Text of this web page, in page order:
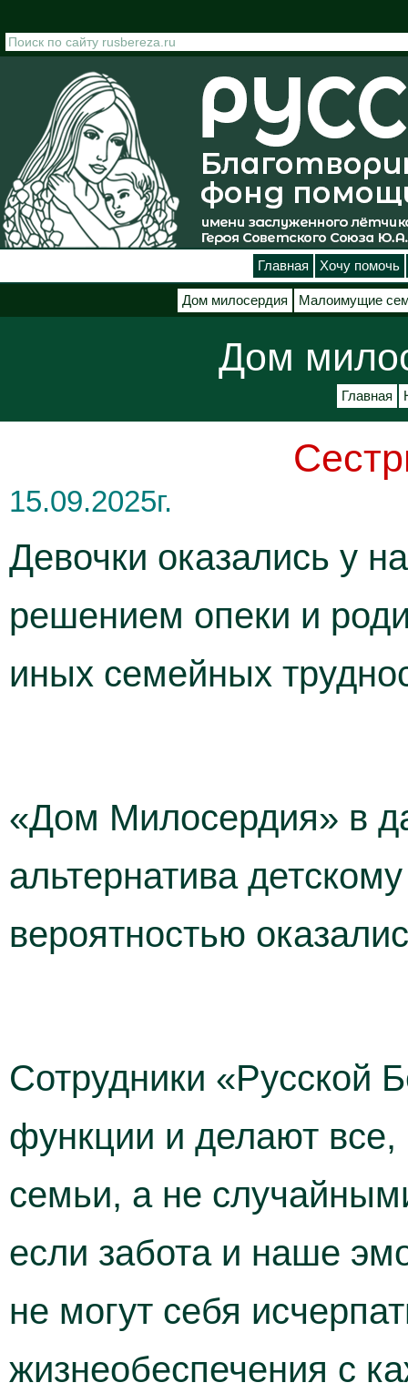
Главная Хочу помочь
Дом милосердия Малоимущие
Дом
Главная
15.09.2025г.
Девочки оказались у
решением опеки и
иных семейных
«Дом Милосердия» в
альтернатива
вероятностью
Сотрудники «Русской
функции и делают все,
семьи, а не
если забота и наше
не могут себя
жизнеобеспечения с